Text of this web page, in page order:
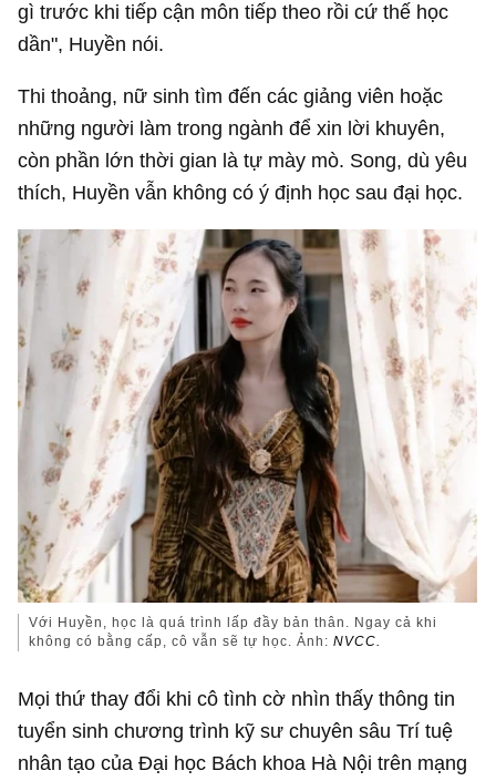
gì trước khi tiếp cận môn tiếp theo rồi cứ thế học
dần", Huyền nói.
Thi thoảng, nữ sinh tìm đến các giảng viên hoặc
những người làm trong ngành để xin lời khuyên,
còn phần lớn thời gian là tự mày mò. Song, dù yêu
thích, Huyền vẫn không có ý định học sau đại học.
Với Huyền, học là quá trình lấp đầy bản thân. Ngay cả khi
không có bằng cấp, cô vẫn sẽ tự học. Ảnh:NVCC.
Mọi thứ thay đổi khi cô tình cờ nhìn thấy thông tin
tuyển sinh chương trình kỹ sư chuyên sâu Trí tuệ
nhân tạo của Đại học Bách khoa Hà Nội trên mạng